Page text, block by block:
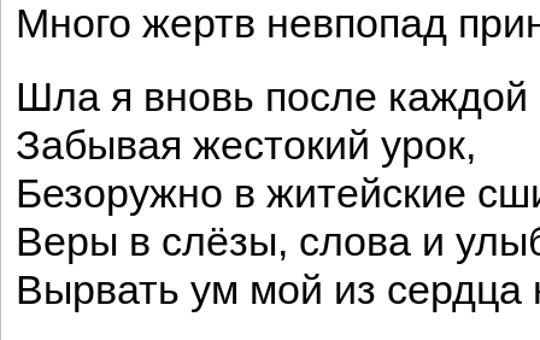
Много жертв невпопад
Шла я вновь после
Забывая жестокий урок,
Безоружно в житейские
Веры в слёзы, слова и
Вырвать ум мой из сердца